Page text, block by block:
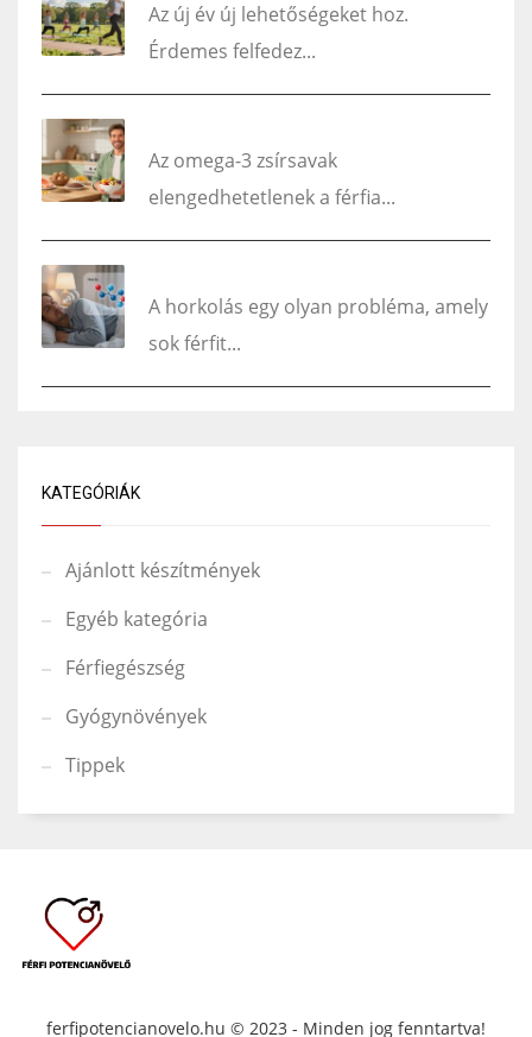
Az új év új lehetőségeket hoz.
Érdemes felfedez...
Az omega-3 zsírsavak
elengedhetetlenek a férfia...
A horkolás egy olyan probléma, amely
sok férfit...
KATEGÓRIÁK
Ajánlott készítmények
Egyéb kategória
Férfiegészség
Gyógynövények
Tippek
ferfipotencianovelo.hu © 2023 - Minden jog fenntartva!